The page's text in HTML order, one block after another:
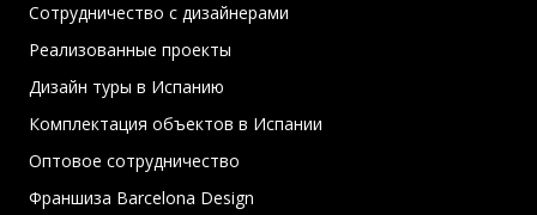
Сотрудничество с дизайнерами
Реализованные проекты
Дизайн туры в Испанию
Комплектация объектов в Испании
Оптовое сотрудничество
Франшиза Barcelona Design